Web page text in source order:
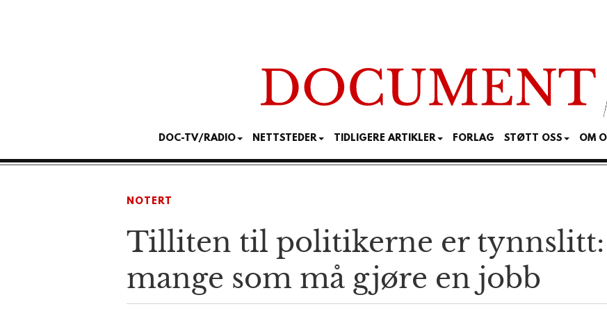
DOC-TV/RADIO NETTSTEDER TIDLIGERE ARTIKLER FORLAG STØTT OSS OM
NOTERT
Tilliten til politikerne er tynnslitt:
mange som må gjøre en jobb